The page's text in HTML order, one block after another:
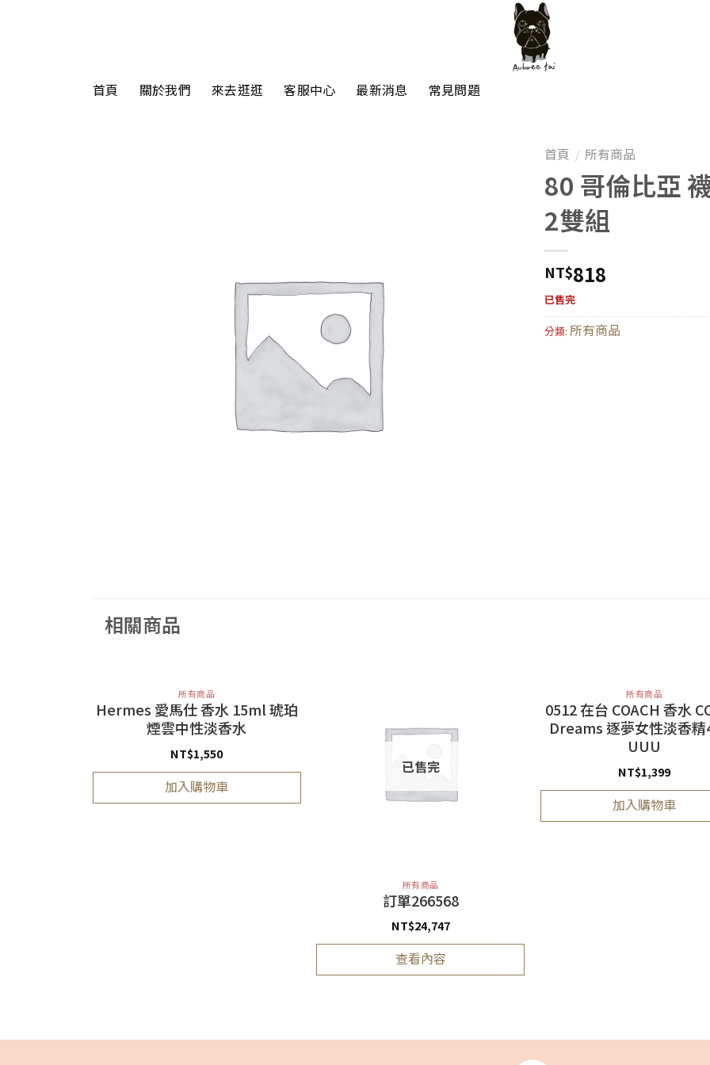
首頁 關於我們 來去逛逛 客服中心 最新消息 常見問題
首頁 / 所有商品
80 哥倫比亞
2雙組
NT$818
已售完
分類: 所有商品
相關商品
所有商品
Hermes 愛馬仕 香水 15ml 琥珀
煙雲中性淡香水
NT$1,550
加入購物車
已售完
所有商品
訂單266568
NT$24,747
查看內容
所有商品
0512 在台 COACH 香水
Dreams 逐夢女性淡香
UUU
NT$1,399
加入購物車